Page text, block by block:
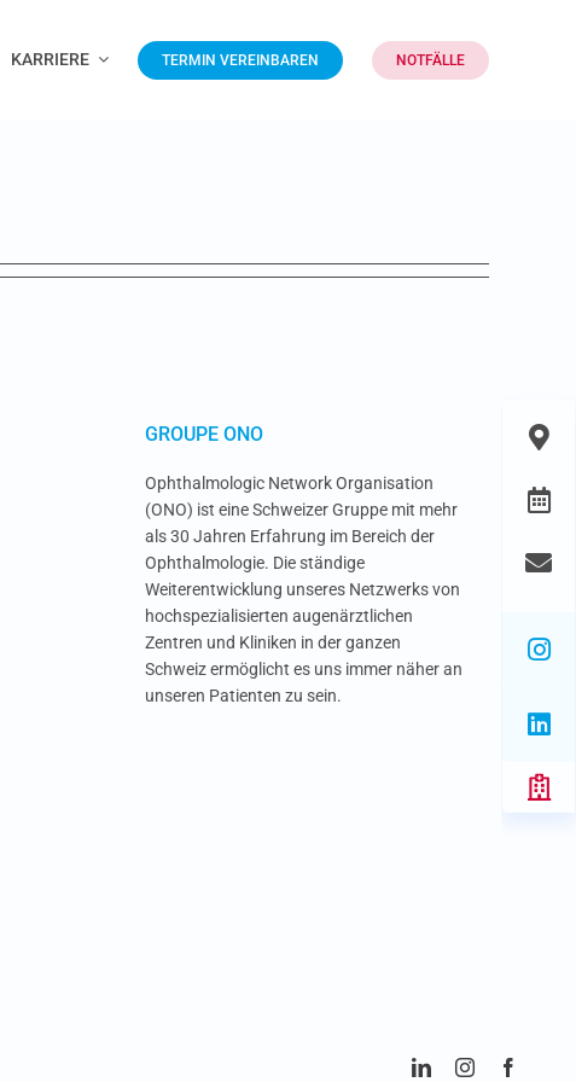
KARRIERE TERMIN VEREINBAREN NOTFÄLLE
GROUPE ONO
Ophthalmologic Network Organisation
(ONO) ist eine Schweizer Gruppe mit mehr
als 30 Jahren Erfahrung im Bereich der
Ophthalmologie. Die ständige
Weiterentwicklung unseres Netzwerks von
hochspezialisierten augenärztlichen
Zentren und Kliniken in der ganzen
Schweiz ermöglicht es uns immer näher an
unseren Patienten zu sein.